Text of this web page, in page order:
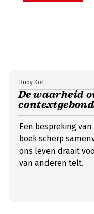
De waarheid
Rudy Kor
Een bespreking
boek scherp
ons leven draait
van anderen telt.